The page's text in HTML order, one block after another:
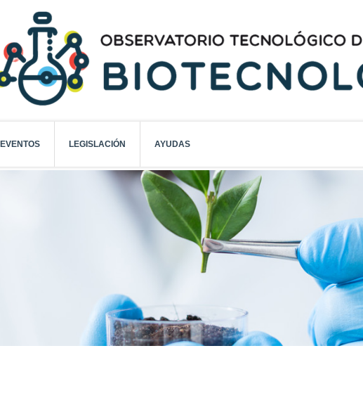
EVENTOS LEGISLACIÓN AYUDAS